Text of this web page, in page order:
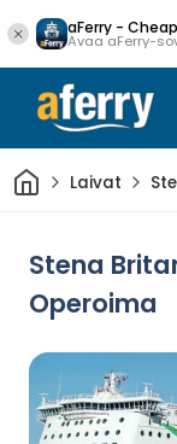
aFerry -
Avaa aFerry-
KotiinLaivat
Stena
Operoima